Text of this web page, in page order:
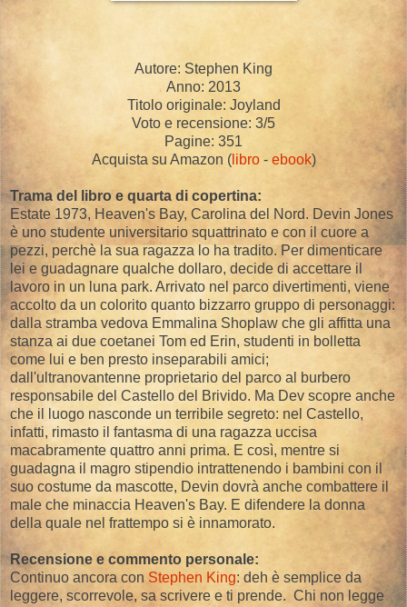
Autore: Stephen King
Anno: 2013
Titolo originale: Joyland
Voto e recensione: 3/5
Pagine: 351
Acquista su Amazon (libro- ebook)
Trama del libro e quarta di copertina:
Estate 1973, Heaven's Bay, Carolina del Nord. Devin Jones
è uno studente universitario squattrinato e con il cuore a
pezzi, perchè la sua ragazza lo ha tradito. Per dimenticare
lei e guadagnare qualche dollaro, decide di accettare il
lavoro in un luna park. Arrivato nel parco divertimenti, viene
accolto da un colorito quanto bizzarro gruppo di personaggi:
dalla stramba vedova Emmalina Shoplaw che gli affitta una
stanza ai due coetanei Tom ed Erin, studenti in bolletta
come lui e ben presto inseparabili amici;
dall'ultranovantenne proprietario del parco al burbero
responsabile del Castello del Brivido. Ma Dev scopre anche
che il luogo nasconde un terribile segreto: nel Castello,
infatti, rimasto il fantasma di una ragazza uccisa
macabramente quattro anni prima. E così, mentre si
guadagna il magro stipendio intrattenendo i bambini con il
suo costume da mascotte, Devin dovrà anche combattere il
male che minaccia Heaven's Bay. E difendere la donna
della quale nel frattempo si è innamorato.
Recensione e commento personale:
Continuo ancora con Stephen King: deh è semplice da
leggere, scorrevole, sa scrivere e ti prende. Chi non legge